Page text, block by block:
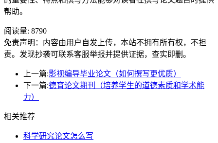
帮助。
阅读量: 8790
免责声明：内容由用户自发上传，本站不拥有所有权，不担
责。发现抄袭可联系客服举报并提供证据，查实即删。
上一篇:影视编导毕业论文（如何撰写更优质）
下一篇:德育论文期刊（培养学生的道德素质和学术能
力）
相关推荐
科学研究论文怎么写